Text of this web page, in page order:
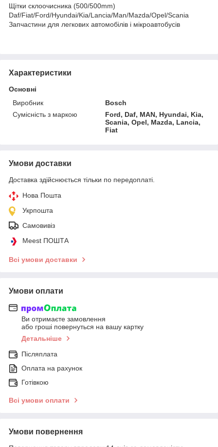
Щітки склоочисника (500/500mm)
Daf/Fiat/Ford/Hyundai/Kia/Lancia/Man/Mazda/Opel/Scania
Запчастини для легкових автомобілів і мікроавтобусів
Характеристики
Основні
Виробник
Bosch
Сумісність з маркою
Ford, Daf, MAN, Hyundai, Kia,
Scania, Opel, Mazda, Lancia,
Fiat
Умови доставки
Доставка здійснюється тільки по передоплаті.
Нова Пошта
Укрпошта
Самовивіз
Meest ПОШТА
Всі умови доставки
Умови оплати
Ви отримаєте замовлення
або гроші повернуться на вашу картку
Детальніше
Післяплата
Оплата на рахунок
Готівкою
Всі умови оплати
Умови повернення